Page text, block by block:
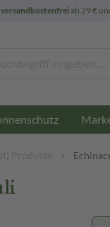
versandkostenfreiab 29 €
Produkte